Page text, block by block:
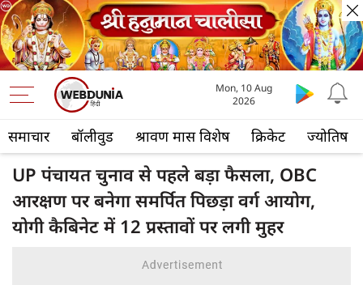
समाचार बॉलीवुड श्रावण मास विशेष क्रिकेट ज्योतिष
Mon, 10 Aug
2026
UP पंचायत चुनाव से पहले बड़ा फैसला, OBC
आरक्षण पर बनेगा समर्पित पिछड़ा वर्ग आयोग,
योगी कैबिनेट में 12 प्रस्तावों पर लगी मुहर